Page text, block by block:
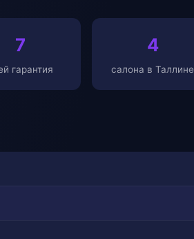
7
гарантия
4
салона в Таллине